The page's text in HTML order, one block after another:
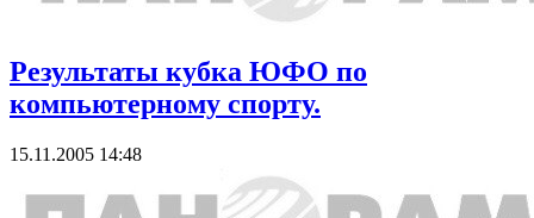
Результаты кубка ЮФО по
компьютерному спорту.
15.11.2005 14:48